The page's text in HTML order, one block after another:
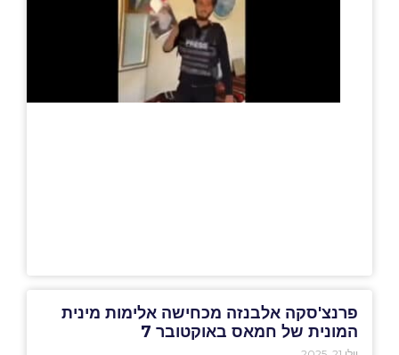
פרנצ'סקה אלבנזה מכחישה אלימות מינית
המונית של חמאס באוקטובר 7